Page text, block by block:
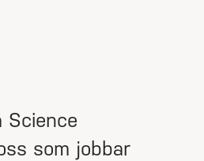
Science
som jobbar